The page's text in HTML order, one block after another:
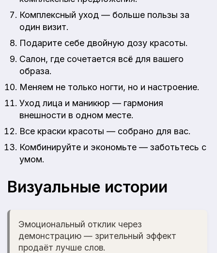
Комплексный уход — больше пользы за
один визит.
Подарите себе двойную дозу красоты.
Салон, где сочетается всё для вашего
образа.
Меняем не только ногти, но и настроение.
Уход лица и маникюр — гармония
внешности в одном месте.
Все краски красоты — собрано для вас.
Комбинируйте и экономьте — заботьтесь с
умом.
Визуальные истории
Эмоциональный отклик через
демонстрацию — зрительный эффект
продаёт лучше слов.